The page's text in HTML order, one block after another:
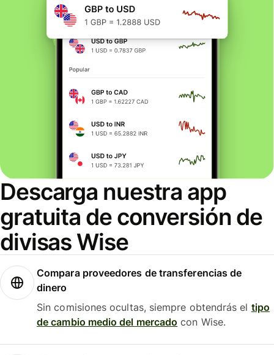
Descarga nuestra app
gratuita de conversión de
divisas Wise
Compara proveedores de transferencias de
dinero
Sin comisiones ocultas, siempre obtendrás el tipo
de cambio medio del mercado con Wise.